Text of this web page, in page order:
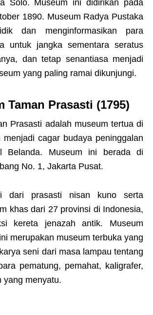
Solo. Museum ini didirikan pada
1890. Museum Radya Pustaka
dan menginformasikan para
untuk jangka sementara seratus
dan tetap senantiasa menjadi
yang paling ramai dikunjungi.
Taman Prasasti (1795)
Prasasti adalah museum tertua di
menjadi cagar budaya peninggalan
Belanda. Museum ini berada di
No. 1, Jakarta Pusat.
dari prasasti nisan kuno serta
khas dari 27 provinsi di Indonesia,
kereta jenazah antik. Museum
merupakan museum terbuka yang
seni dari masa lampau tentang
pematung, pemahat, kaligrafer,
yang menyatu.